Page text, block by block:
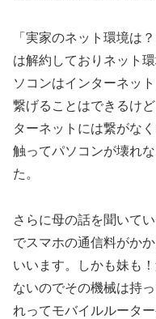
「実家のネット環境は
は解約しておりネット
ソコンはインターネッ
繋げることはできるけ
ターネットには繋がな
触ってパソコンが壊れ
た。
さらに母の話を聞いて
でスマホの通信料がか
いいます。しかも妹も
ないのでその機械は持
れってモバイルルータ